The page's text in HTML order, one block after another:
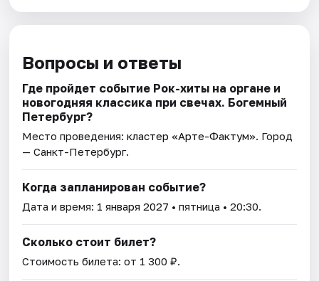
Вопросы и ответы
Где пройдет событие Рок-хиты на органе и
новогодняя классика при свечах. Богемный
Петербург?
Место проведения:кластер «Арте-Фактум». Город
— Санкт-Петербург.
Когда запланирован событие?
Дата и время: 1 января 2027 • пятница • 20:30.
Сколько стоит билет?
Стоимость билета: от 1 300 ₽.